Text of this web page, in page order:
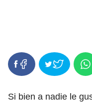
Si bien a nadie le